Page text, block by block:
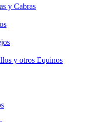
y Cabras
y otros Equinos